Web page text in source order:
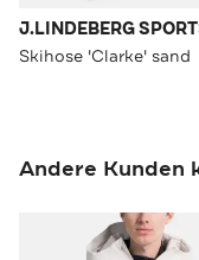
Skihose 'Clarke' sand
Andere Kunden